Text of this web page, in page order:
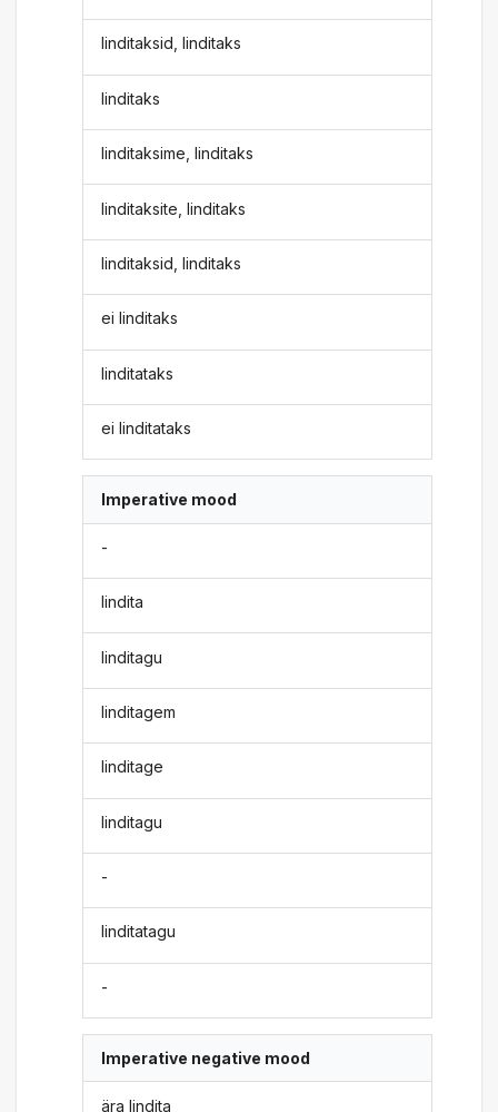
linditaksid, linditaks
linditaks
linditaksime, linditaks
linditaksite, linditaks
linditaksid, linditaks
ei linditaks
linditataks
ei linditataks
Imperative mood
-
lindita
linditagu
linditagem
linditage
linditagu
-
linditatagu
-
Imperative negative mood
ära lindita